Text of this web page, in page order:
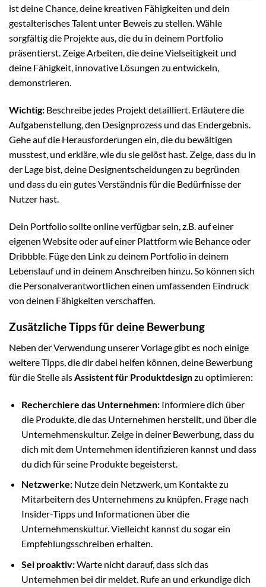
ist deine Chance, deine kreativen Fähigkeiten und dein
gestalterisches Talent unter Beweis zu stellen. Wähle
sorgfältig die Projekte aus, die du in deinem Portfolio
präsentierst. Zeige Arbeiten, die deine Vielseitigkeit und
deine Fähigkeit, innovative Lösungen zu entwickeln,
demonstrieren.
Wichtig: Beschreibe jedes Projekt detailliert. Erläutere die
Aufgabenstellung, den Designprozess und das Endergebnis.
Gehe auf die Herausforderungen ein, die du bewältigen
musstest, und erkläre, wie du sie gelöst hast. Zeige, dass du in
der Lage bist, deine Designentscheidungen zu begründen
und dass du ein gutes Verständnis für die Bedürfnisse der
Nutzer hast.
Dein Portfolio sollte online verfügbar sein, z.B. auf einer
eigenen Website oder auf einer Plattform wie Behance oder
Dribbble. Füge den Link zu deinem Portfolio in deinem
Lebenslauf und in deinem Anschreiben hinzu. So können sich
die Personalverantwortlichen einen umfassenden Eindruck
von deinen Fähigkeiten verschaffen.
Zusätzliche Tipps für deine Bewerbung
Neben der Verwendung unserer Vorlage gibt es noch einige
weitere Tipps, die dir dabei helfen können, deine Bewerbung
für die Stelle alsAssistent für Produktdesignzu optimieren:
Recherchiere das Unternehmen:Informiere dich über
die Produkte, die das Unternehmen herstellt, und über die
Unternehmenskultur. Zeige in deiner Bewerbung, dass du
dich mit dem Unternehmen identifizieren kannst und dass
du dich für seine Produkte begeisterst.
Netzwerke:Nutze dein Netzwerk, um Kontakte zu
Mitarbeitern des Unternehmens zu knüpfen. Frage nach
Insider-Tipps und Informationen über die
Unternehmenskultur. Vielleicht kannst du sogar ein
Empfehlungsschreiben erhalten.
Sei proaktiv:Warte nicht darauf, dass sich das
Unternehmen bei dir meldet. Rufe an und erkundige dich